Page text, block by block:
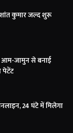
कुमार जल्द शुरू
आम-जामुन से बनाई
पेटेंट
24 घंटे में मिलेगा